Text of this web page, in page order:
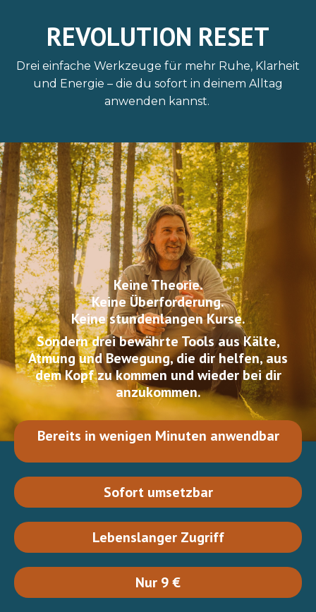
REVOLUTION RESET
Drei einfache Werkzeuge für mehr Ruhe, Klarheit
und Energie – die du sofort in deinem Alltag
anwenden kannst.
Keine Theorie.
Keine Überforderung.
Keine stundenlangen Kurse.
Sondern drei bewährte Tools aus Kälte,
Atmung und Bewegung, die dir helfen, aus
dem Kopf zu kommen und wieder bei dir
anzukommen.
Bereits in wenigen Minuten anwendbar
Sofort umsetzbar
Lebenslanger Zugriff
Nur 9 €